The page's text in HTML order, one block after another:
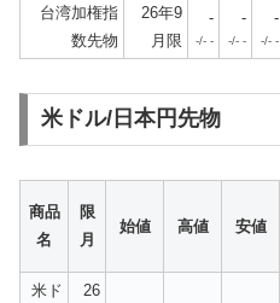
台湾加権指
数先物
26年9
月限
-
-/- -
-
-/- -
-
-/- -
米ドル/日本円先物
商品
名
限
月
始値 高値 安値
米ド
26